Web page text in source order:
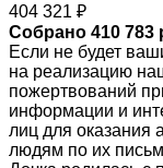
404 321 ₽
Собрано 410 783
Если не будет
на реализацию
пожертвований
информации и
лиц для
людям по их